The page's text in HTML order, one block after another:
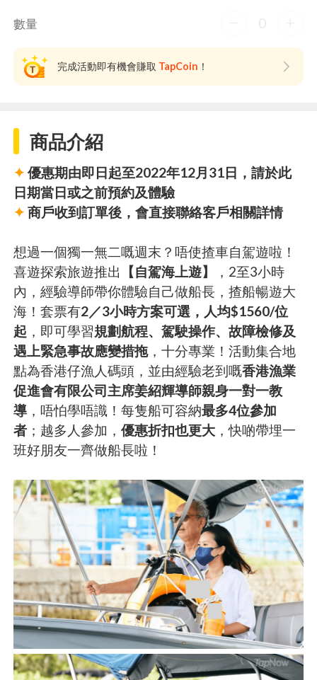
數量 0
完成活動即有機會賺取 TapCoin ！
商品介紹
✦ 優惠期由即日起至2022年12月31日，請於此
日期當日或之前預約及體驗
✦ 商戶收到訂單後，會直接聯絡客戶相關詳情
想過一個獨一無二嘅週末？唔使揸車自駕遊啦！
喜遊探索旅遊推出
【自駕海上遊】
，2至3小時
內，經驗導師帶你體驗自己做船長，揸船暢遊大
海！套票有2／3小時方案可選，人均$1560/位
起 ，即可學習規劃航程、駕駛操作、故障檢修及
遇上緊急事故應變措拖，十分專業！活動集合地
點為香港仔漁人碼頭，並由經驗老到嘅香港漁業
促進會有限公司主席姜紹輝導師親身一對一教
導 ，唔怕學唔識！每隻船可容納最多4位參加
者 ；越多人參加，優惠折扣也更大 ，快啲帶埋一
班好朋友一齊做船長啦！